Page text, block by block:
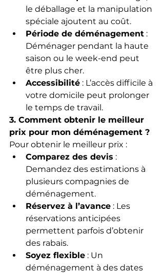
le déballage et la manipulation
spéciale ajoutent au coût.
Période de déménagement :
Déménager pendant la haute
saison ou le week-end peut
être plus cher.
Accessibilité : L’accès difficile à
votre domicile peut prolonger
le temps de travail.
3. Comment obtenir le meilleur
prix pour mon déménagement ?
Pour obtenir le meilleur prix :
Comparez des devis :
Demandez des estimations à
plusieurs compagnies de
déménagement.
Réservez à l’avance : Les
réservations anticipées
permettent parfois d’obtenir
des rabais.
Soyez flexible : Un
déménagement à des dates